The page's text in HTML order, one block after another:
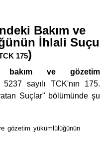
Bakım ve
İhlali Suçu
175)
bakım ve gözetim
5237 sayılı TCK'nın 175.
Suçlar" bölümünde şu
gözetim yükümlülüğünün